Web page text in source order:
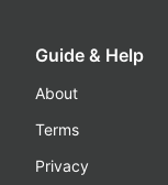
Guide & Help
About
Terms
Privacy